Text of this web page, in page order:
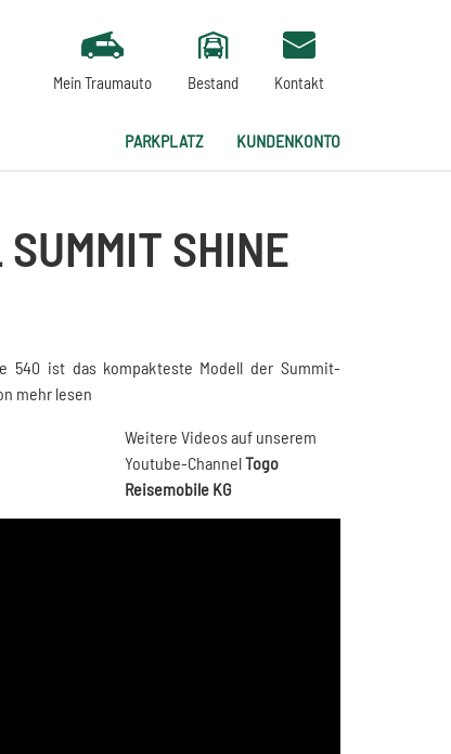
Mein Traumauto Bestand Kontakt
KUNDENKONTO
PARKPLATZ
SUMMIT SHINE
540 ist das kompakteste Modell der Summit-
mehr lesen
Weitere Videos auf unserem
Youtube-ChannelTogo
Reisemobile KG